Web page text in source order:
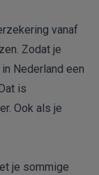
vanaf
. Zodat je
Nederland een
is
Ook als je
je sommige